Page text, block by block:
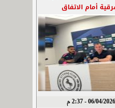
أمام الاتفاق
06/04/2026 - 2:37 م